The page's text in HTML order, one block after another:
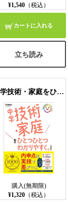
¥1,540 （税込）
カートに入れる
立ち読み
中学技術・家庭をひとつひとつわかりやすく。改訂版
購入(無期限)
¥1,320 （税込）